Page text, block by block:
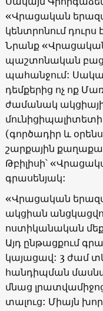
«Վրացական
կենտրոնում դուրս
Նրանք «
պաշտոնական
պահանջում:
դեմքերից ոչ ոք
ժամանակ ակցիայի
մունիցիպալիտետի
(գործադիր և
շարքային
Թբիլիսի՝ «
գրասենյակ:
«Վրացական
ակցիան
ոստիկանական
Այդ ընթացքում
կայացավ: 3 ժամ
հանդիպման
մնաց
տալուց: Միայն